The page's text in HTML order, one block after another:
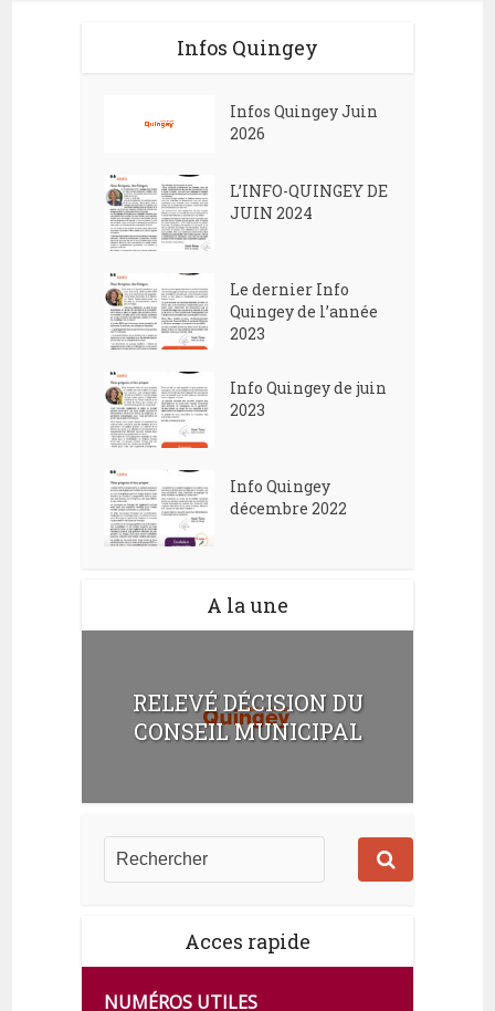
Infos Quingey
Infos Quingey Juin
2026
L’INFO-QUINGEY DE
JUIN 2024
Le dernier Info
Quingey de l’année
2023
Info Quingey de juin
2023
Info Quingey
décembre 2022
A la une
RELEVÉ DÉCISION DU
CONSEIL MUNICIPAL
Acces rapide
NUMÉROS UTILES